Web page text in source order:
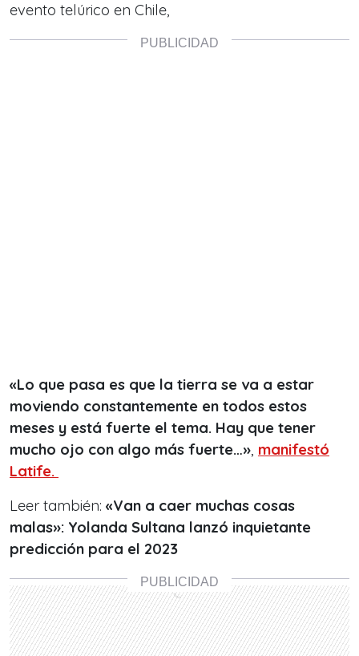
evento telúrico en Chile,
«Lo que pasa es que la tierra se va a estar
moviendo constantemente en todos estos
meses y está fuerte el tema. Hay que tener
mucho ojo con algo más fuerte…», manifestó
Latife.
Leer también: «Van a caer muchas cosas
malas»: Yolanda Sultana lanzó inquietante
predicción para el 2023